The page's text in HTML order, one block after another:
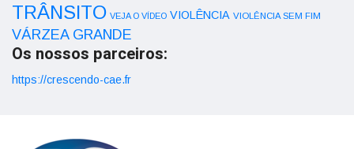
TRÂNSITO VEJA O VÍDEO VIOLÊNCIA VIOLÊNCIA SEM FIM
VÁRZEA GRANDE
Os nossos parceiros:
https://crescendo-cae.fr